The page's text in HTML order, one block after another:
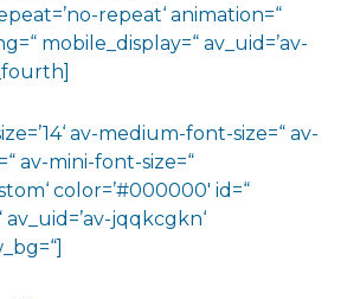
repeat‘ animation=“
mobile_display=“ av_uid=’av-
av-medium-font-size=“ av-
av-mini-font-size=“
color=’#000000′ id=“
av_uid=’av-jqqkcgkn‘